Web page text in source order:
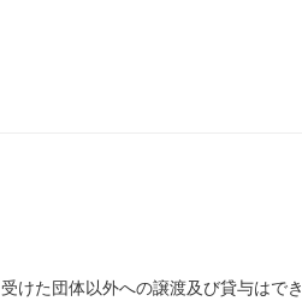
けた団体以外への譲渡及び貸与はでき